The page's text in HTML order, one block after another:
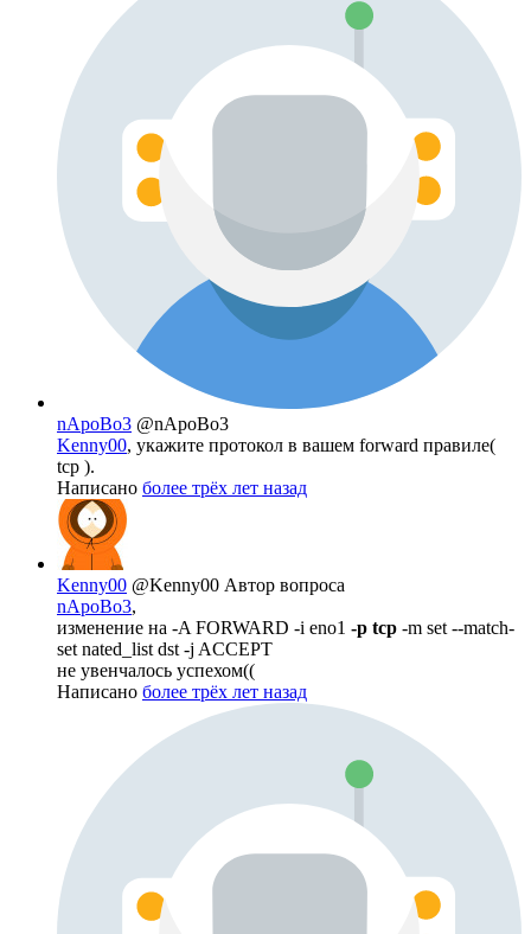
nApoBo3 @nApoBo3
Kenny00, укажите протокол в вашем forward правиле(
tcp ).
Написано более трёх лет назад
Kenny00 @Kenny00 Автор вопроса
nApoBo3,
изменение на -A FORWARD -i eno1 -p tcp -m set --match-
set nated_list dst -j ACCEPT
не увенчалось успехом((
Написано более трёх лет назад